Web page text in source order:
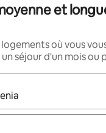
et
où vous
séjour d'un mois ou
s'affichent, utilisez